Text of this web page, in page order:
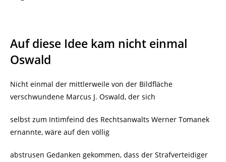
Auf diese Idee kam nicht einmal
Oswald
Nicht einmal der mittlerweile von der Bildfläche
verschwundene Marcus J. Oswald, der sich
selbst zum Intimfeind des Rechtsanwalts Werner Tomanek
ernannte, wäre auf den völlig
abstrusen Gedanken gekommen, dass der Strafverteidiger